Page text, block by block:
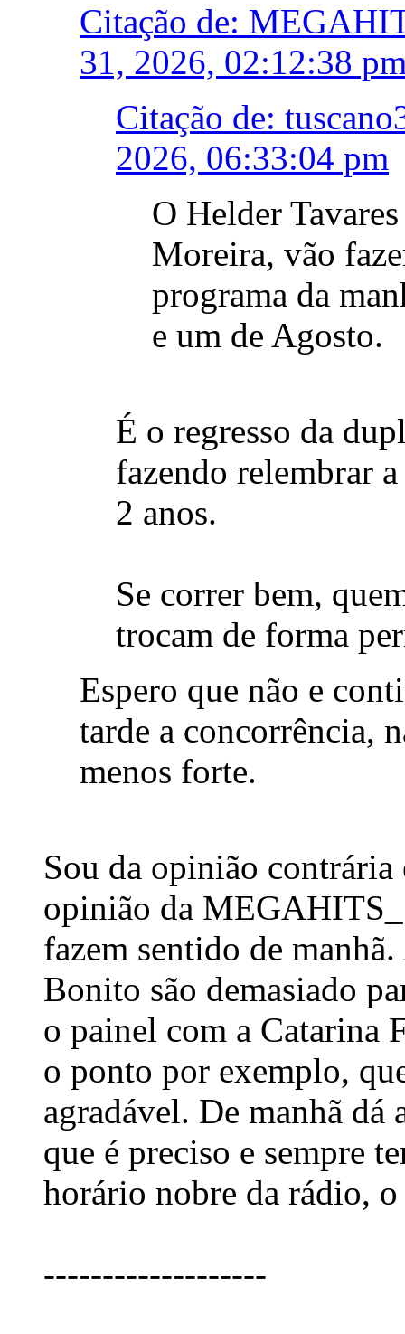
Citação de:
31, 2026, 02:12:38
Citação de:
2026, 06:33:04 pm
O Helder
Moreira, vão
programa da
e um de Agosto.
É o regresso da
fazendo relembrar
2 anos.
Se correr bem,
trocam de forma
Espero que não e
tarde a concorrência,
menos forte.
Sou da opinião contrária
opinião da
fazem sentido de
Bonito são demasiado
o painel com a Catarina
o ponto por exemplo,
agradável. De manhã dá
que é preciso e sempre
horário nobre da rádio, o
-------------------